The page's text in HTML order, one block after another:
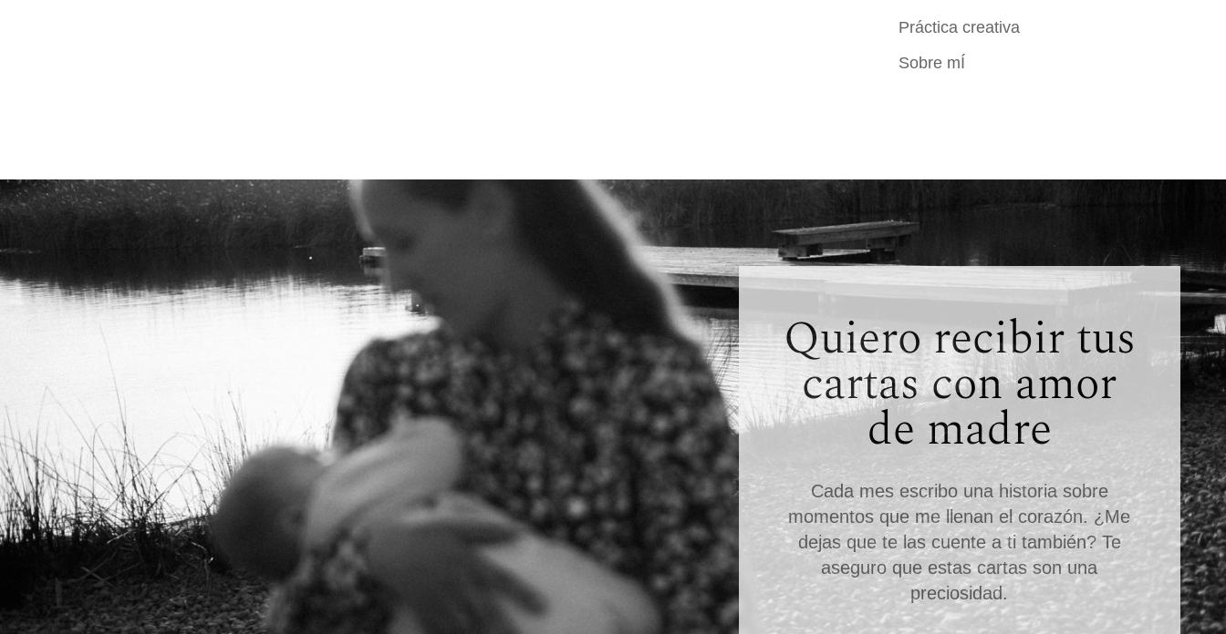
Práctica creativa
Sobre mÍ
Quiero recibir tus
cartas con amor
de madre
Cada mes escribo una historia sobre
momentos que me llenan el corazón. ¿Me
dejas que te las cuente a ti también? Te
aseguro que estas cartas son una
preciosidad.